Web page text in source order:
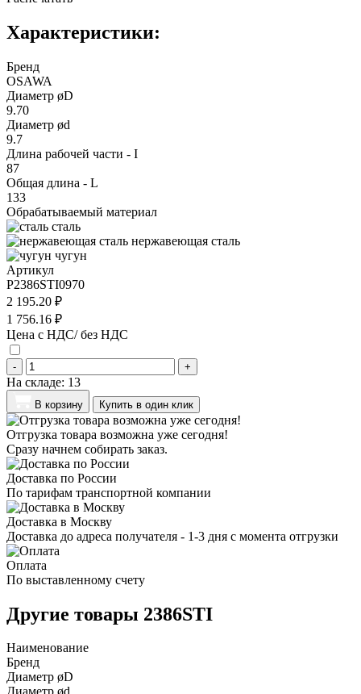
Характеристики:
Бренд
OSAWA
Диаметр øD
9.70
Диаметр ød
9.7
Длина рабочей части - I
87
Общая длина - L
133
Обрабатываемый материал
сталь
нержавеющая сталь
чугун
Артикул
P2386STI0970
2 195.20 ₽
1 756.16 ₽
Цена с НДС/ без НДС
- +
На складе: 13
В корзину Купить в один клик
Отгрузка товара возможна уже сегодня!
Сразу начнем собирать заказ.
Доставка по России
По тарифам транспортной компании
Доставка в Москву
Доставка до адреса получателя - 1-3 дня с момента отгрузки
Оплата
По выставленному счету
Другие товары 2386STI
Наименование
Бренд
Диаметр øD